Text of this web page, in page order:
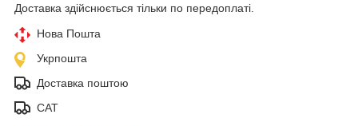
Доставка здійснюється тільки по передоплаті.
Нова Пошта
Укрпошта
Доставка поштою
САТ